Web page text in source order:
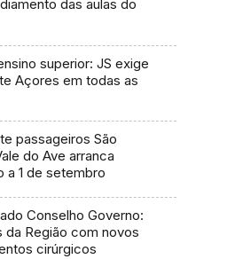
das aulas do
superior: JS exige
Açores em todas as
passageiros São
do Ave arranca
a 1 de setembro
Conselho Governo:
da Região com novos
cirúrgicos